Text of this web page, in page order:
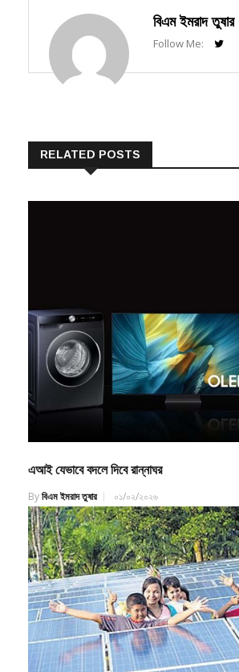
বিএম ইমরাদ তুষার
Follow Me:
RELATED POSTS
এআই যেভাবে বদলে দিবে রান্নাঘর
Byবিএম ইমরাদ তুষার ০১/০২/২০২৬